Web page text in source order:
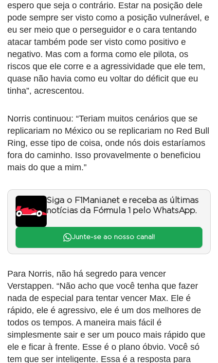
espero que seja o contrário. Estar na posição dele
pode sempre ser visto como a posição vulnerável, e
eu ser meio que o perseguidor e o cara tentando
atacar também pode ser visto como positivo e
negativo. Mas com a forma como ele pilota, os
riscos que ele corre e a agressividade que ele tem,
quase não havia como eu voltar do déficit que eu
tinha”, acrescentou.
Norris continuou: “Teriam muitos cenários que se
replicariam no México ou se replicariam no Red Bull
Ring, esse tipo de coisa, onde nós dois estaríamos
fora do caminho. Isso provavelmente o beneficiou
mais do que a mim.”
Siga o F1Mania.net e receba as últimas
notícias da Fórmula 1 pelo WhatsApp.
Junte-se ao nosso canal!
Para Norris, não há segredo para vencer
Verstappen. “Não acho que você tenha que fazer
nada de especial para tentar vencer Max. Ele é
rápido, ele é agressivo, ele é um dos melhores de
todos os tempos. A maneira mais fácil é
simplesmente sair e ser um pouco mais rápido que
ele e ficar à frente. Esse é o plano óbvio. Você só
tem que ser inteligente. Essa é a resposta para